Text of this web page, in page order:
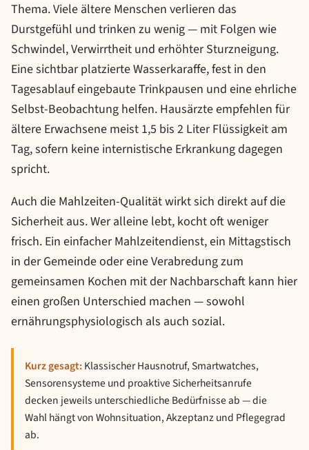
Thema. Viele ältere Menschen verlieren das
Durstgefühl und trinken zu wenig — mit Folgen wie
Schwindel, Verwirrtheit und erhöhter Sturzneigung.
Eine sichtbar platzierte Wasserkaraffe, fest in den
Tagesablauf eingebaute Trinkpausen und eine ehrliche
Selbst-Beobachtung helfen. Hausärzte empfehlen für
ältere Erwachsene meist 1,5 bis 2 Liter Flüssigkeit am
Tag, sofern keine internistische Erkrankung dagegen
spricht.
Auch die Mahlzeiten-Qualität wirkt sich direkt auf die
Sicherheit aus. Wer alleine lebt, kocht oft weniger
frisch. Ein einfacher Mahlzeitendienst, ein Mittagstisch
in der Gemeinde oder eine Verabredung zum
gemeinsamen Kochen mit der Nachbarschaft kann hier
einen großen Unterschied machen — sowohl
ernährungsphysiologisch als auch sozial.
Kurz gesagt:Klassischer Hausnotruf, Smartwatches,
Sensorensysteme und proaktive Sicherheitsanrufe
decken jeweils unterschiedliche Bedürfnisse ab — die
Wahl hängt von Wohnsituation, Akzeptanz und Pflegegrad
ab.